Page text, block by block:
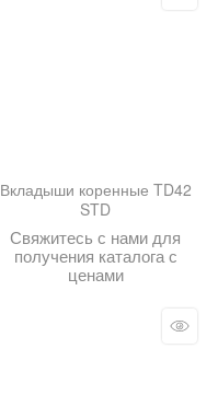
Вкладыши коренные TD42
STD
Свяжитесь с нами для
получения каталога с
ценами